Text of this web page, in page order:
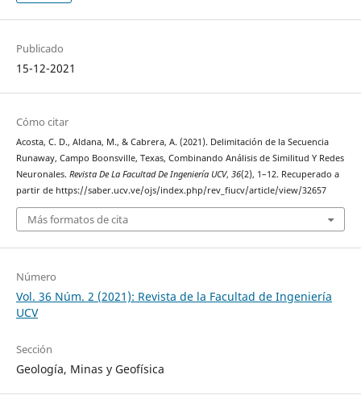
Publicado
15-12-2021
Cómo citar
Acosta, C. D., Aldana, M., & Cabrera, A. (2021). Delimitación de la Secuencia
Runaway, Campo Boonsville, Texas, Combinando Análisis de Similitud Y Redes
Neuronales. Revista De La Facultad De Ingeniería UCV, 36(2), 1–12. Recuperado a
partir de https://saber.ucv.ve/ojs/index.php/rev_fiucv/article/view/32657
Más formatos de cita
Número
Vol. 36 Núm. 2 (2021): Revista de la Facultad de Ingeniería
UCV
Sección
Geología, Minas y Geofísica